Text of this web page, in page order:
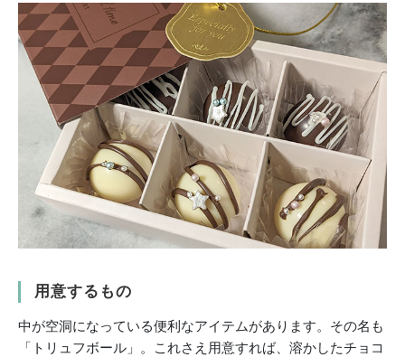
用意するもの
中が空洞になっている便利なアイテムがあります。その名も
「トリュフボール」。これさえ用意すれば、溶かしたチョコ